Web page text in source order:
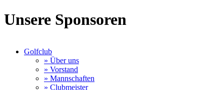
Unsere Sponsoren
Golfclub
» Über uns
» Vorstand
» Mannschaften
» Clubmeister